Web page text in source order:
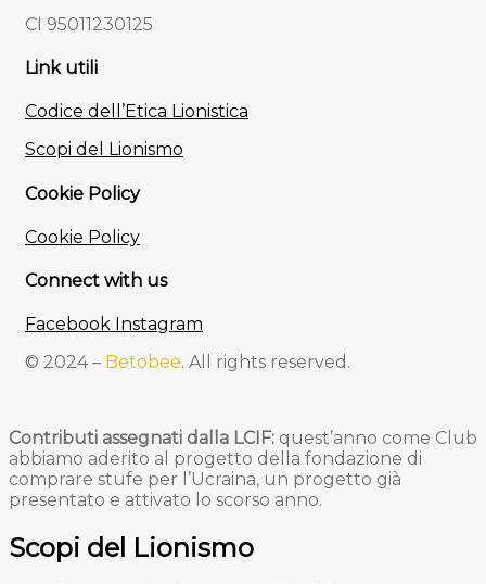
CI 95011230125
Link utili
Codice dell’Etica Lionistica
Scopi del Lionismo
Cookie Policy
Cookie Policy
Connect with us
Facebook Instagram
© 2024 – Betobee. All rights reserved.
Contributi assegnati dalla LCIF: quest’anno come Club
abbiamo aderito al progetto della fondazione di
comprare stufe per l’Ucraina, un progetto già
presentato e attivato lo scorso anno.
Scopi del Lionismo